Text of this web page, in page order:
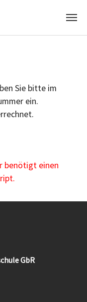
Sie bitte im
ein.
benötigt einen
GbR